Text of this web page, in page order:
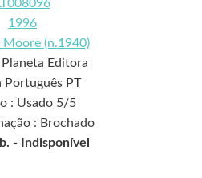
1996
Moore (n.1940)
Editora
Português PT
: Usado 5/5
: Brochado
-
Indisponível